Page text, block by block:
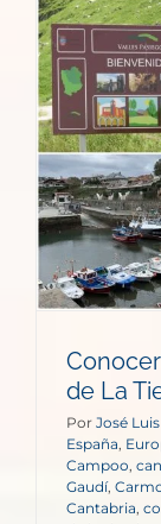
de La
Por José
España,
Campoo,
Gaudí,
Cantabria,